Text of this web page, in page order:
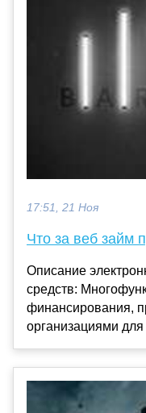
17:51, 21 Ноя
Что за веб займ
Описание
средств:
финансирования,
организациями